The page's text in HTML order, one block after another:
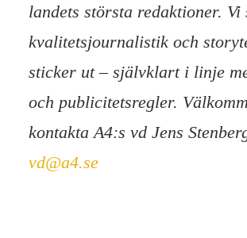
landets största redaktioner. Vi
kvalitetsjournalistik och
sticker ut – självklart i linje
och publicitetsregler.
kontakta A4:s vd Jens
vd@a4.se